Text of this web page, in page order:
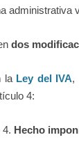
administrativa
dos
Ley del IVA,
4:
4. Hecho